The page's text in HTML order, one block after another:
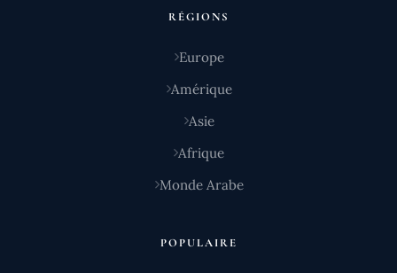
RÉGIONS
Europe
Amérique
Asie
Afrique
Monde Arabe
POPULAIRE